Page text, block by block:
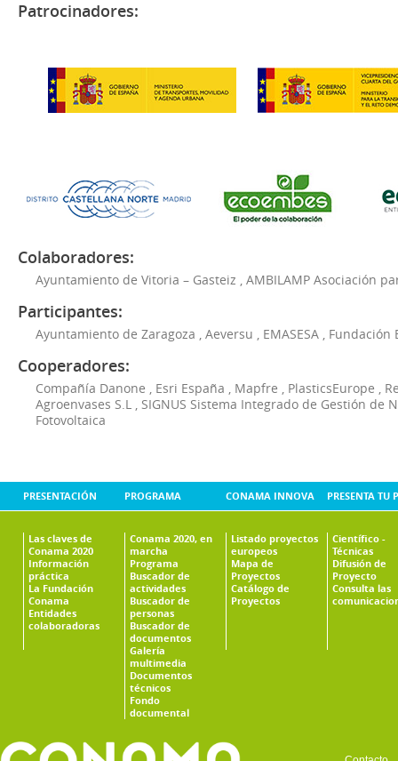
Patrocinadores:
Colaboradores:
Ayuntamiento de Vitoria – Gasteiz AMBILAMP Asociación
Participantes:
Ayuntamiento de Zaragoza Aeversu EMASESA Fundación
Cooperadores:
Compañía Danone Esri España Mapfre PlasticsEurope
Agroenvases S.L
SIGNUS Sistema Integrado de Gestión de
Fotovoltaica
PRESENTACIÓN
Las claves de
Conama 2020
Información
práctica
La Fundación
Conama
Entidades
colaboradoras
PROGRAMA
Conama 2020, en
marcha
Programa
Buscador de
actividades
Buscador de
personas
Buscador de
documentos
Galería
multimedia
Documentos
técnicos
Fondo
documental
CONAMA INNOVA
Listado proyectos
europeos
Mapa de
Proyectos
Catálogo de
Proyectos
PRESENTA TU
Científico -
Técnicas
Difusión de
Proyecto
Consulta las